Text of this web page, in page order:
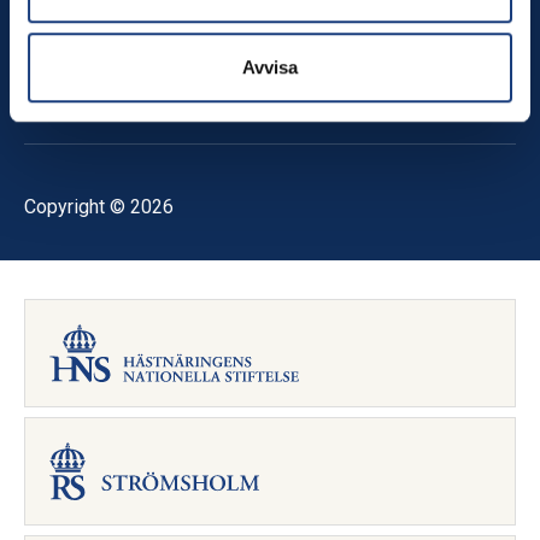
Avvisa
TikTok
RSS-flöde
Copyright © 2026